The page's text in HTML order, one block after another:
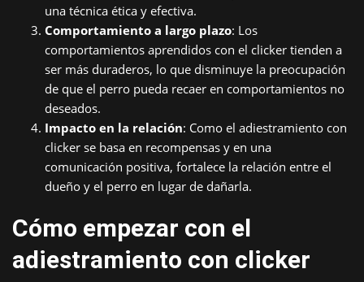
una técnica ética y efectiva.
Comportamiento a largo plazo: Los
comportamientos aprendidos con el clicker tienden a
ser más duraderos, lo que disminuye la preocupación
de que el perro pueda recaer en comportamientos no
deseados.
Impacto en la relación: Como el adiestramiento con
clicker se basa en recompensas y en una
comunicación positiva, fortalece la relación entre el
dueño y el perro en lugar de dañarla.
Cómo empezar con el
adiestramiento con clicker